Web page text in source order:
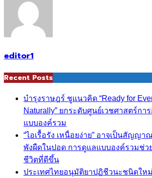
editor1
Recent Posts
บำรุงราษฎร์ ชูแนวคิด “Ready for
Naturally” ยกระดับศูนย์เวชศาสตร์ก
แบบองค์รวม
“ไอเรื้อรัง เหนื่อยง่าย” อาจเป็นสัญญา
พังผืดในปอด การดูแลแบบองค์รวมช่
ชีวิตที่ดีขึ้น
ประเทศไทยอนุมัติยาปฏิชีวนะชนิดให